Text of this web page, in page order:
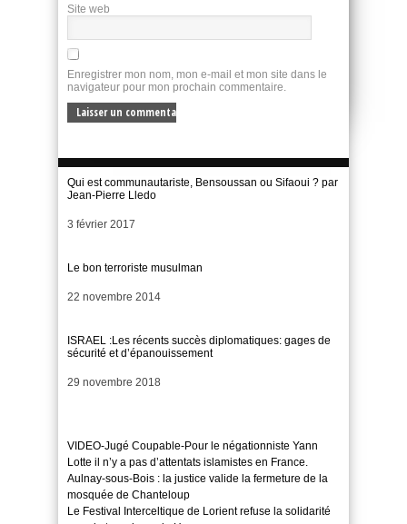
Site web
Enregistrer mon nom, mon e-mail et mon site dans le
navigateur pour mon prochain commentaire.
Qui est communautariste, Bensoussan ou Sifaoui ? par
Jean-Pierre Lledo
Date
3 février 2017
Le bon terroriste musulman
Date
22 novembre 2014
ISRAEL :Les récents succès diplomatiques: gages de
sécurité et d’épanouissement
Date
29 novembre 2018
VIDEO-Jugé Coupable-Pour le négationniste Yann
Lotte il n’y a pas d’attentats islamistes en France.
Aulnay-sous-Bois : la justice valide la fermeture de la
mosquée de Chanteloup
Le Festival Interceltique de Lorient refuse la solidarité